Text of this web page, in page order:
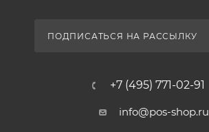
ПОДПИСАТЬСЯ НА РАССЫЛКУ
+7 (495) 771-02-91
info@pos-shop.ru